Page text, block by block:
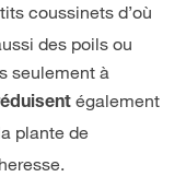
coussinets d’où
des poils ou
seulement à
également
plante de